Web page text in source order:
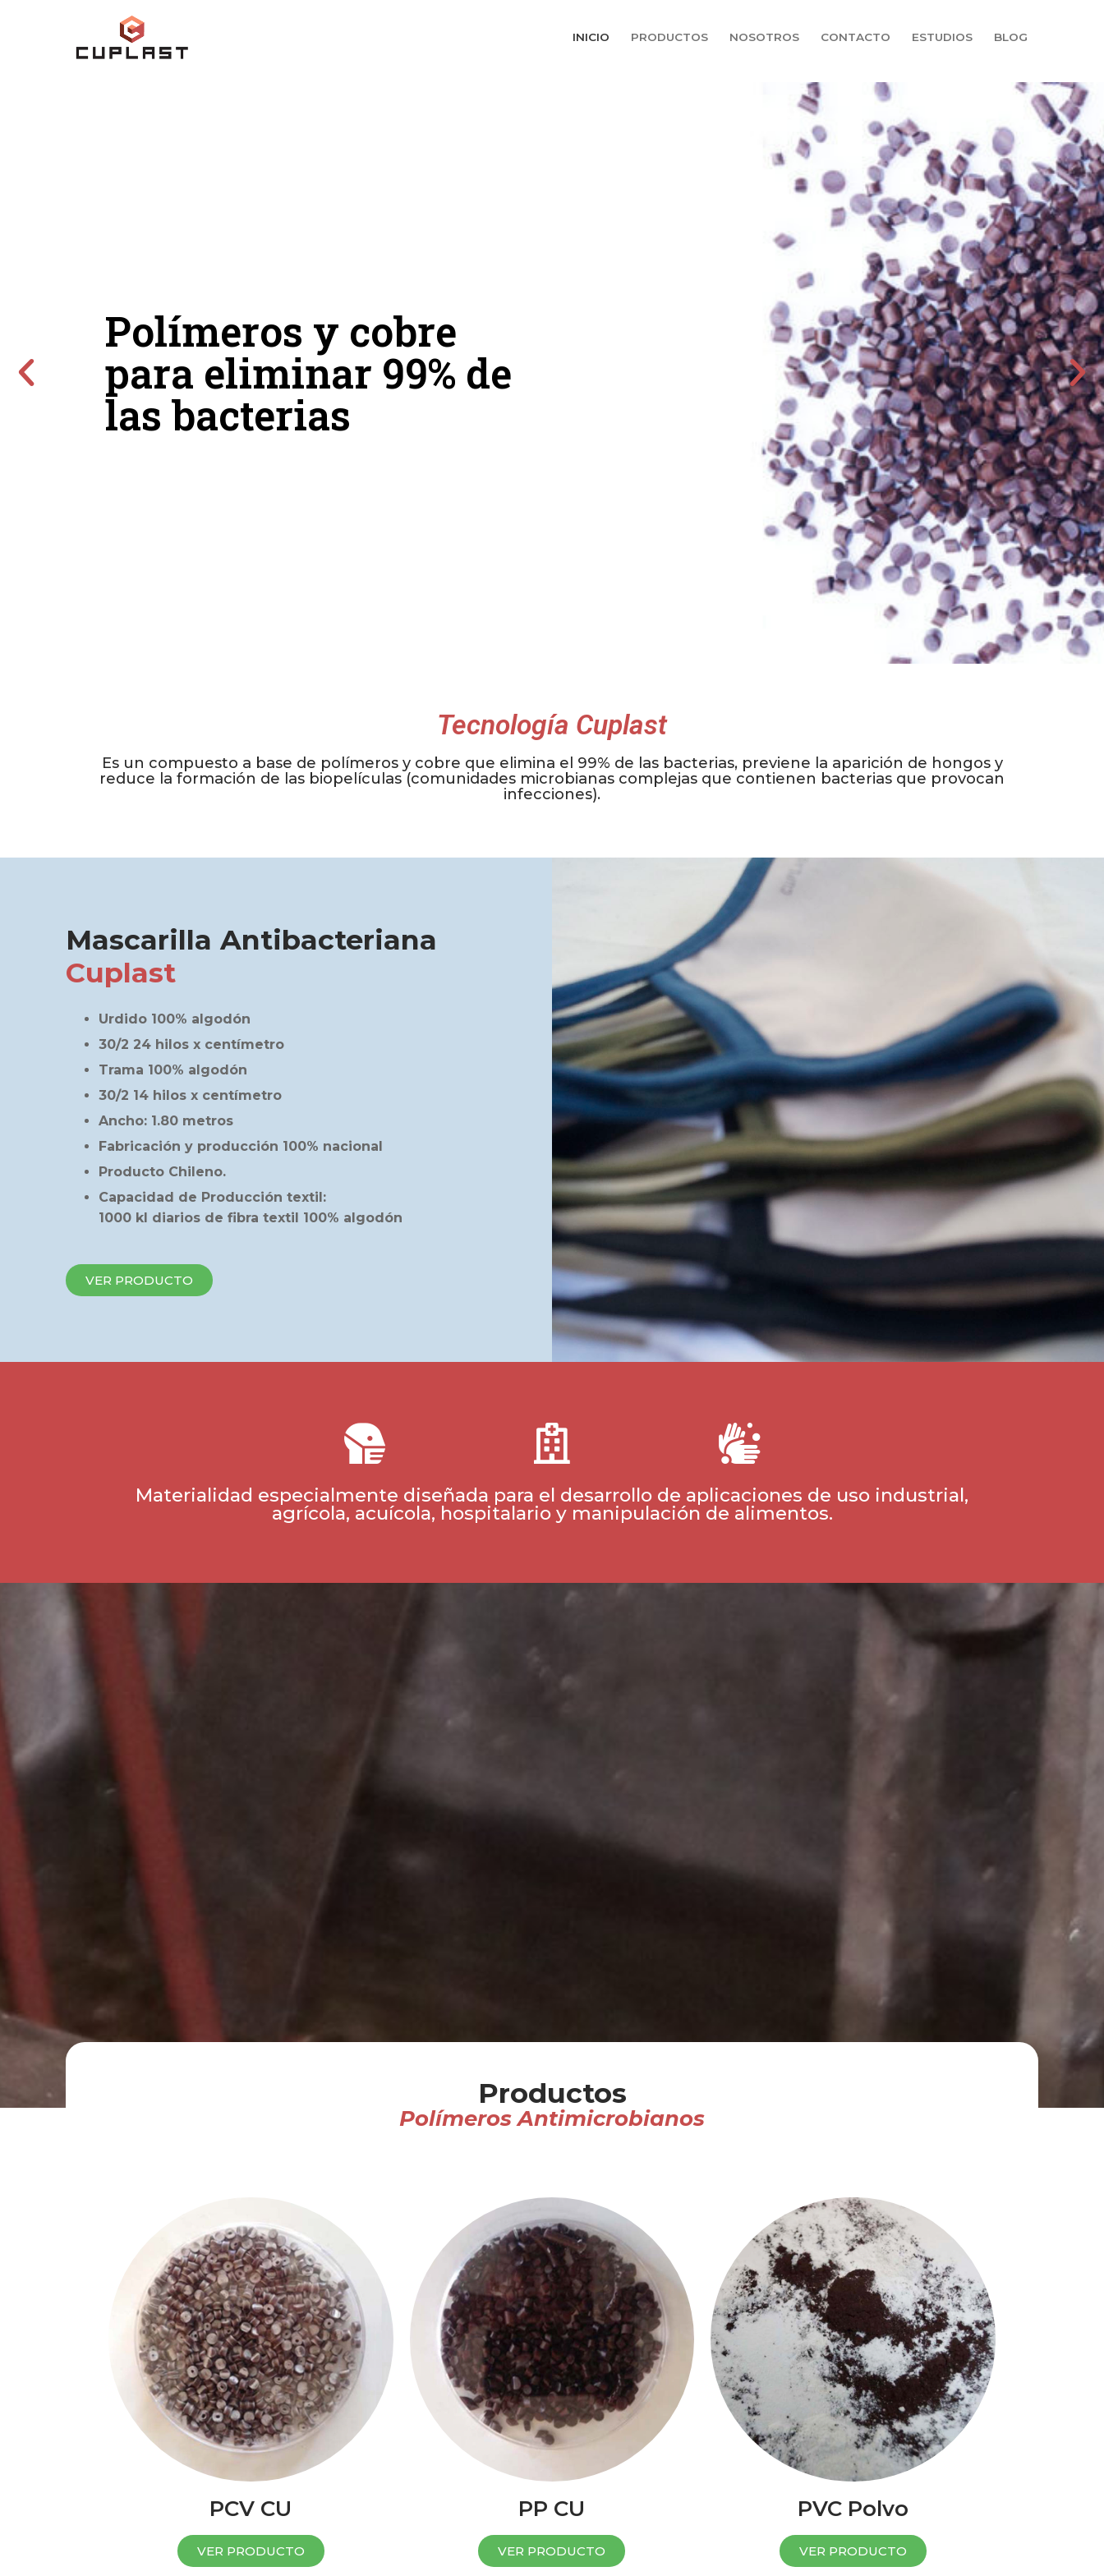
INICIO PRODUCTOS NOSOTROS CONTACTO ESTUDIOS BLOG
Polímeros y cobre
para eliminar 99% de
las bacterias
Tecnología Cuplast
Es un compuesto a base de polímeros y cobre que elimina el 99% de las bacterias, previene la aparición de hongos y
reduce la formación de las biopelículas (comunidades microbianas complejas que contienen bacterias que provocan
infecciones).
Mascarilla Antibacteriana
Cuplast
Urdido 100% algodón
30/2 24 hilos x centímetro
Trama 100% algodón
30/2 14 hilos x centímetro
Ancho: 1.80 metros
Fabricación y producción 100% nacional
Producto Chileno.
Capacidad de Producción textil:
1000 kl diarios de fibra textil 100% algodón
VER PRODUCTO
Materialidad especialmente diseñada para el desarrollo de aplicaciones de uso industrial,
agrícola, acuícola, hospitalario y manipulación de alimentos.
Productos
Polímeros Antimicrobianos
PCV CU
VER PRODUCTO
PP CU
VER PRODUCTO
PVC Polvo
VER PRODUCTO